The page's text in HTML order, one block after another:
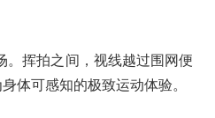
挥拍之间，视线越过围网便
体可感知的极致运动体验。